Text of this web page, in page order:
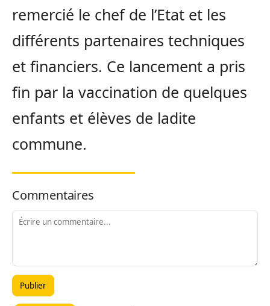
remercié le chef de l’Etat et les
différents partenaires techniques
et financiers. Ce lancement a pris
fin par la vaccination de quelques
enfants et élèves de ladite
commune.
Commentaires
Publier